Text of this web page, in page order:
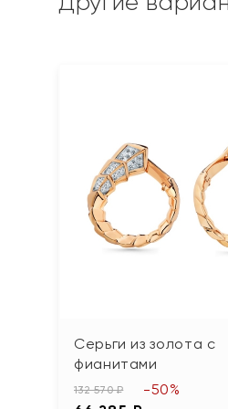
Серьги из золота с
фианитами
132 570 ₽ -50%